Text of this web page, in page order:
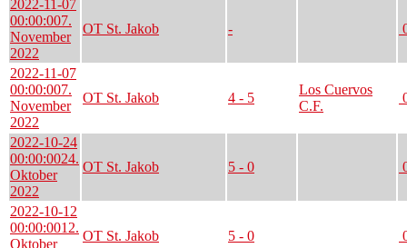
2022-11-07
00:00:007.
November
2022
OT St. Jakob -
2022-11-07
00:00:007.
November
2022
OT St. Jakob 4 - 5
Los Cuervos
C.F.
2022-10-24
00:00:0024.
Oktober
2022
OT St. Jakob 5 - 0
2022-10-12
00:00:0012.
Oktober
OT St. Jakob 5 - 0